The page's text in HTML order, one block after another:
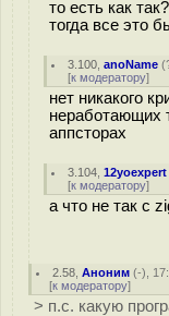
то есть как
тогда все это
3.100 ,anoName (
[к модератору]
нет никакого
неработающих
аппсторах
3.104 ,12yoexpert
[к модератору]
а что не так с
2.58 ,Аноним (-),
[к модератору]
> п.с. какую